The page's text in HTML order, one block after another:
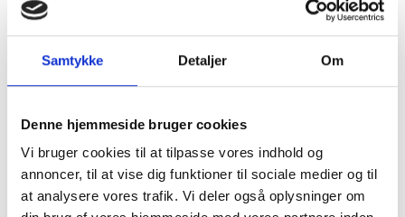
Samtykke Detaljer Om
Denne hjemmeside bruger cookies
Vi bruger cookies til at tilpasse vores indhold og
annoncer, til at vise dig funktioner til sociale medier og til
at analysere vores trafik. Vi deler også oplysninger om
Taroks Fødselsdagsløb på Skive Trav
byder på en oplevelse, hvor
travsporten kommer helt tæt på.
Stemningen langs banen, lyden af